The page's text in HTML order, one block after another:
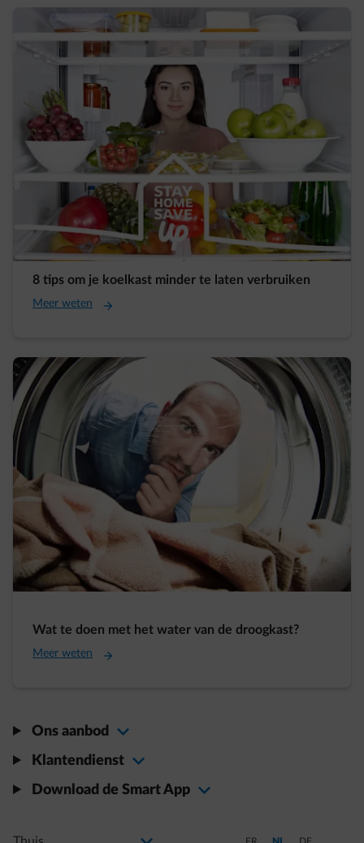
8 tips om je koelkast minder te laten verbruiken
Meer weten
Wat te doen met het water van de droogkast?
Meer weten
Ons aanbod
Klantendienst
Download de Smart App
Selecteer uw profiel
Als u de selectie wijzigt, gaat u naar een nieuwe pagina Schakel over naar Frans
Schakel over naar
Schakel over